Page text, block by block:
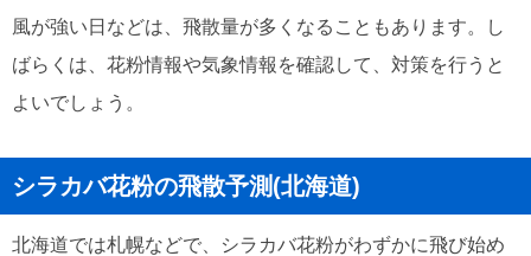
風が強い日などは、飛散量が多くなることもあります。し
ばらくは、花粉情報や気象情報を確認して、対策を行うと
よいでしょう。
シラカバ花粉の飛散予測(北海道)
北海道では札幌などで、シラカバ花粉がわずかに飛び始め